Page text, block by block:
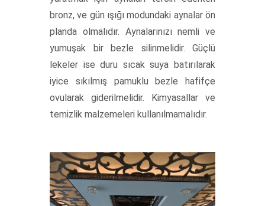
bronz, ve gün ışığı modundaki aynalar ön
planda olmalıdır. Aynalarınızı nemli ve
yumuşak bir bezle silinmelidir. Güçlü
lekeler ise duru sıcak suya batırılarak
iyice sıkılmış pamuklu bezle hafifçe
ovularak giderilmelidir. Kimyasallar ve
temizlik malzemeleri kullanılmamalıdır.